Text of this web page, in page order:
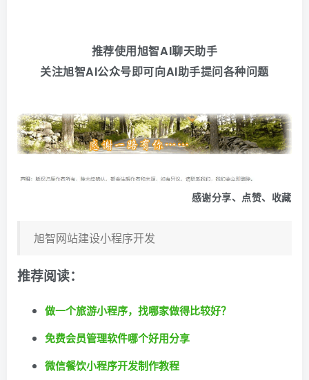
推荐使用旭智AI聊天助手
关注旭智AI公众号即可向AI助手提问各种问题
感谢分享、点赞、收藏
旭智网站建设小程序开发
推荐阅读：
做一个旅游小程序，找哪家做得比较好？
免费会员管理软件哪个好用分享
微信餐饮小程序开发制作教程